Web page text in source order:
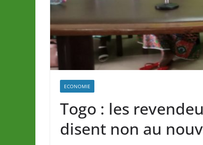
ECONOMIE
Togo : les
disent non au